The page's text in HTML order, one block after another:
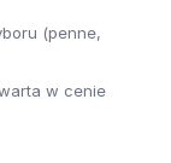
(penne,
w cenie